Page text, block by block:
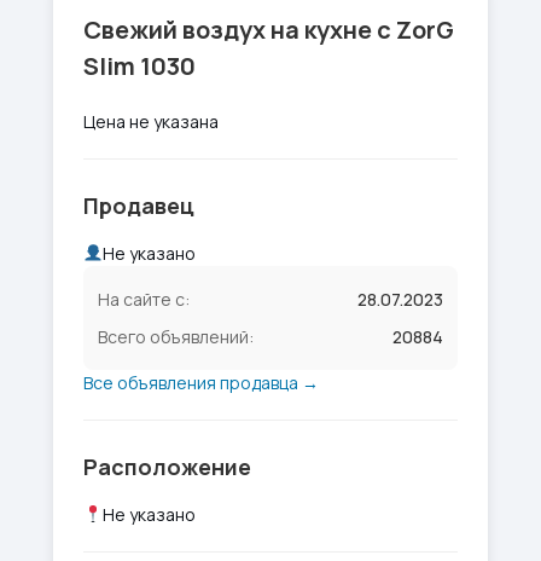
Свежий воздух на кухне с ZorG
Slim 1030
Цена не указана
Продавец
Не указано
На сайте с:
28.07.2023
Всего объявлений:
20884
Все объявления продавца →
Расположение
Не указано